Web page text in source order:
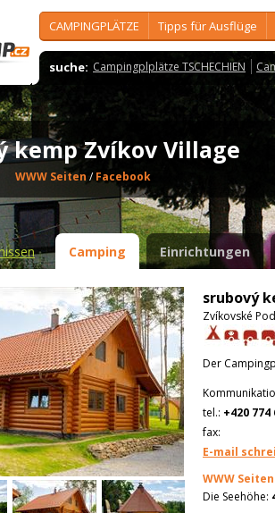
CAMPINGPLÄTZE Tipps für Ausflüge
suche: Campingplplätze TSCHECHIEN
kemp Zvíkov Village
WWW Seiten /Facebook
Camping Einrichtungen
srubový
Zvíkovské
Der
tel.: +420 774
fax:
E-mail
WWW Seiten
Die Seehöhe: